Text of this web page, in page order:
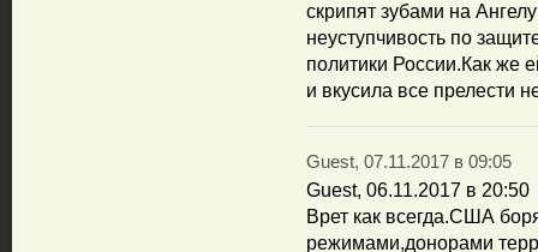
скрипят зубами на
неуступчивость по
политики России.Как же
и вкусила все прелести
Guest, 07.11.2017 в 09:05
Guest, 06.11.2017 в 20:50
Врет как всегда.США
режимами,донорами